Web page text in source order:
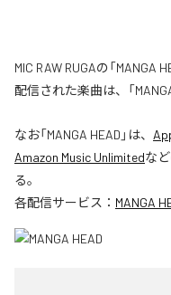
MIC RAW RUGAの「
配信された楽曲は、「
なお「MANGA HEAD 」は、
Amazon Music Unlimitedな
る。
各配信サービス： MANGA